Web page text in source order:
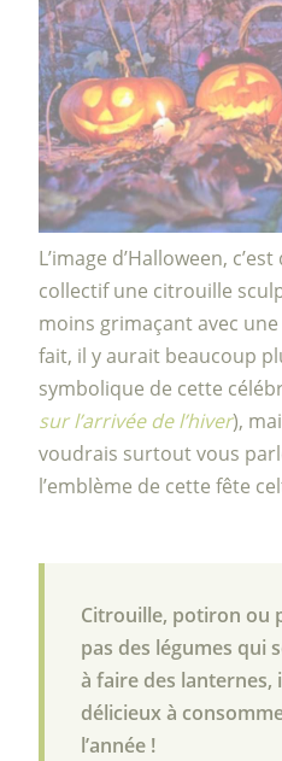
L’image d’Halloween,
collectif une citrouille
moins grimaçant avec
fait, il y aurait beaucoup
symbolique de cette
sur l’arrivée de l’hiver),
voudrais surtout vous
l’emblème de cette fête
Citrouille, potiron ou
pas des légumes qui
à faire des lanternes,
délicieux à
l’année !